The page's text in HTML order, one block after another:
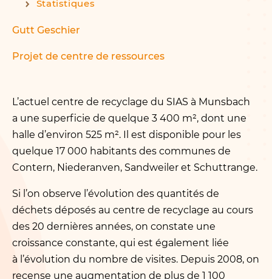
Statistiques
Gutt Geschier
Projet de centre de ressources
L’actuel centre de recyclage du SIAS à Munsbach
a une superficie de quelque 3 400 m², dont une
halle d’environ 525 m². Il est disponible pour les
quelque 17 000 habitants des communes de
Contern, Niederanven, Sandweiler et Schuttrange.
Si l’on observe l’évolution des quantités de
déchets déposés au centre de recyclage au cours
des 20 dernières années, on constate une
croissance constante, qui est également liée
à l’évolution du nombre de visites. Depuis 2008, on
recense une augmentation de plus de 1 100